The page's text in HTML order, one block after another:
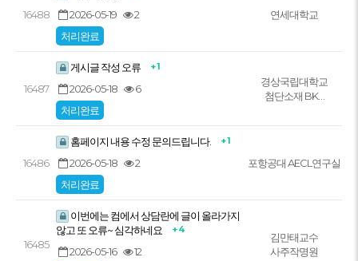
16488 2026-05-19
2
처리완료
연세대학교
16487
게시글 작성 오류 + 1
2026-05-18
6
처리완료
경상국립대학교
첨단소재 BK…
16486
홈페이지 내용 수정 문의드립니다. + 1
2026-05-18
2
처리완료
포항공대 AECL연구실
16485
이번에는 컴에서 상담란에 글이 올라가지
않고 또 오류~ 심각하네요
+ 4
2026-05-16
12
김만태교수
사주작명원